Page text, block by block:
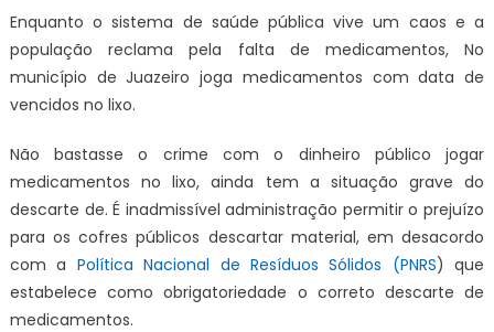
Enquanto o sistema de saúde pública vive um caos e a
população reclama pela falta de medicamentos, No
município de Juazeiro joga medicamentos com data de
vencidos no lixo.
Não bastasse o crime com o dinheiro público jogar
medicamentos no lixo, ainda tem a situação grave do
descarte de. É inadmissível administração permitir o prejuízo
para os cofres públicos descartar material, em desacordo
com a Política Nacional de Resíduos Sólidos (PNRS) que
estabelece como obrigatoriedade o correto descarte de
medicamentos.